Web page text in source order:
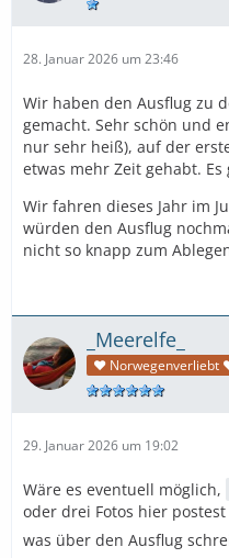
28. Januar 2026 um 23:46
Wir haben den Ausflug zu
gemacht. Sehr schön und
nur sehr heiß), auf der
etwas mehr Zeit gehabt. Es
Wir fahren dieses Jahr im
würden den Ausflug
nicht so knapp zum
_Meerelfe_
♥ Norwegenverliebt
29. Januar 2026 um 19:02
Wäre es eventuell möglich,
oder drei Fotos hier
was über den Ausflug